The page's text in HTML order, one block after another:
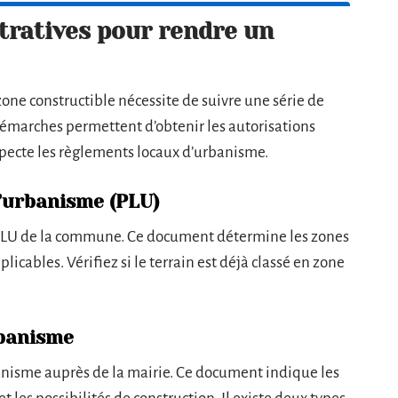
pour rendre un
constructible nécessite de suivre une série de
permettent d’obtenir les autorisations
les règlements locaux d’urbanisme.
(PLU)
de la commune. Ce document détermine les zones
Vérifiez si le terrain est déjà classé en zone
auprès de la mairie. Ce document indique les